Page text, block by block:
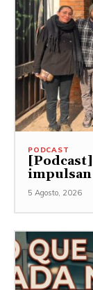
PODCAST
impulsan
5 Agosto, 2026